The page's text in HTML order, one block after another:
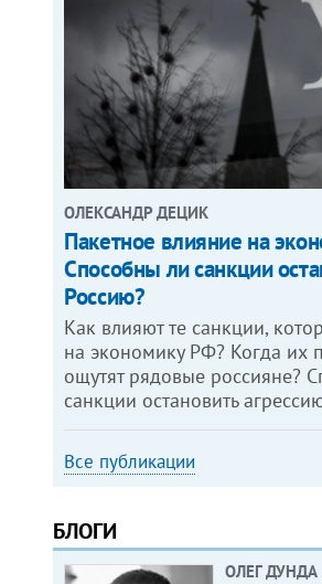
ОЛЕКСАНДР ДЕЦИК
Пакетное влияние на
Способны ли санкции
Россию?
Как влияют те санкции,
на экономику РФ? Когда их
ощутят рядовые россияне?
санкции остановить
Все публикации
БЛОГИ
ОЛЕГ ДУНДА